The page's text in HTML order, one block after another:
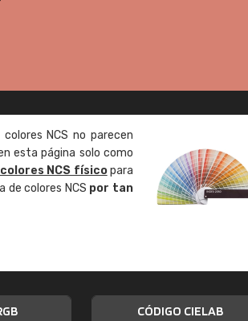
NCS no parecen
esta página solo como
NCS físicopara
colores NCS por tan
CÓDIGO CIELAB
"Buen servicio. No obstante No es fácil
encontrar/comprar lo que se busca"